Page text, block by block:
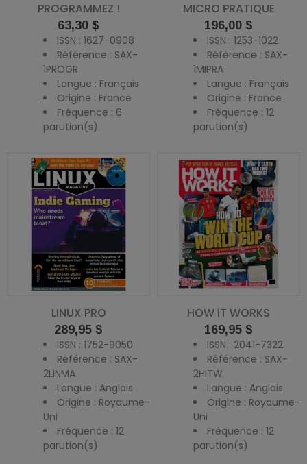
PROGRAMMEZ !
Prix
63,30 $
ISSN : 1627-0908
Référence : SAX-
1PROGR
Langue : Français
Origine : France
Fréquence : 6
parution(s)
MICRO PRATIQUE
Prix
196,00 $
ISSN : 1253-1022
Référence : SAX-
1MIPRA
Langue : Français
Origine : France
Fréquence : 12
parution(s)
LINUX PRO
Prix
289,95 $
ISSN : 1752-9050
Référence : SAX-
2LINMA
Langue : Anglais
Origine : Royaume-
Uni
Fréquence : 12
parution(s)
HOW IT WORKS
Prix
169,95 $
ISSN : 2041-7322
Référence : SAX-
2HITW
Langue : Anglais
Origine : Royaume-
Uni
Fréquence : 12
parution(s)